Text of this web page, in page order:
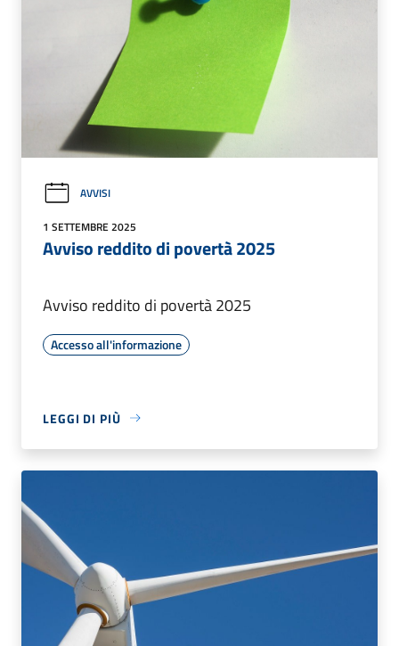
AVVISI
1 SETTEMBRE 2025
Avviso reddito di povertà 2025
Avviso reddito di povertà 2025
Accesso all'informazione
LEGGI DI PIÙ